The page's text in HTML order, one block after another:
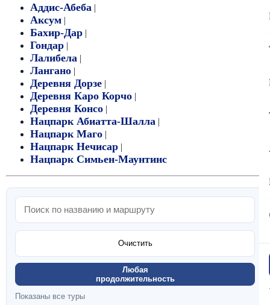
Аддис-Абеба |
Аксум |
Бахир-Дар |
Гондар |
Лалибела |
Лангано |
Деревня Дорзе |
Деревня Каро Корчо |
Деревня Консо |
Нацпарк Абиатта-Шалла |
Нацпарк Маго |
Нацпарк Нечисар |
Нацпарк Симьен-Маунтинс
Очистить
Любая
продолжительность
Показаны все туры